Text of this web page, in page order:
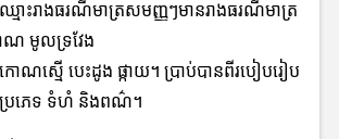
មោះរាងធរណីមាត្រសមញ្ញៗមានរាងធរណីមាត្រ
ោណ មូលទ្រវែង
ណស្មើ បេះដូង ផ្កាយ។ ប្រាប់បានពីរបៀបរៀប
ប្រភេទ ទំហំ និងពណ៌។